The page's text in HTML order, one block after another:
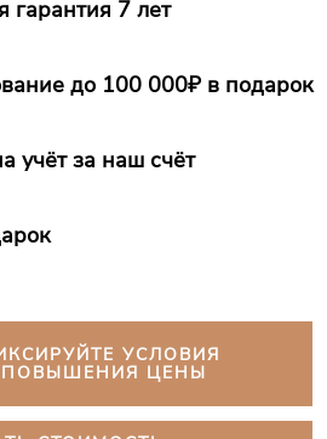
гарантия 7 лет
до 100 000₽ в подарок
учётза наш счёт
УСЛОВИЯ
ЦЕНЫ